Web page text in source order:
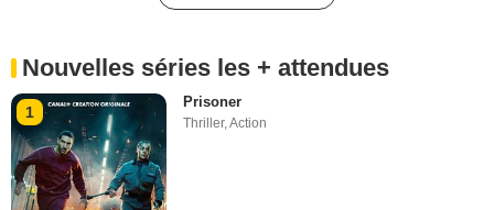
Nouvelles séries les + attendues
1
Prisoner
Thriller,Action